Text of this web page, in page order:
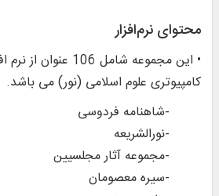
محتوای نرم‌افزار
• این مجموعه شامل
کامپیوتری علوم اسلامی (نور) می باشد.
-شاهنامه فردوسی
-نورالشریعه
-مجموعه آثار مجلسیین
-سیره معصومان